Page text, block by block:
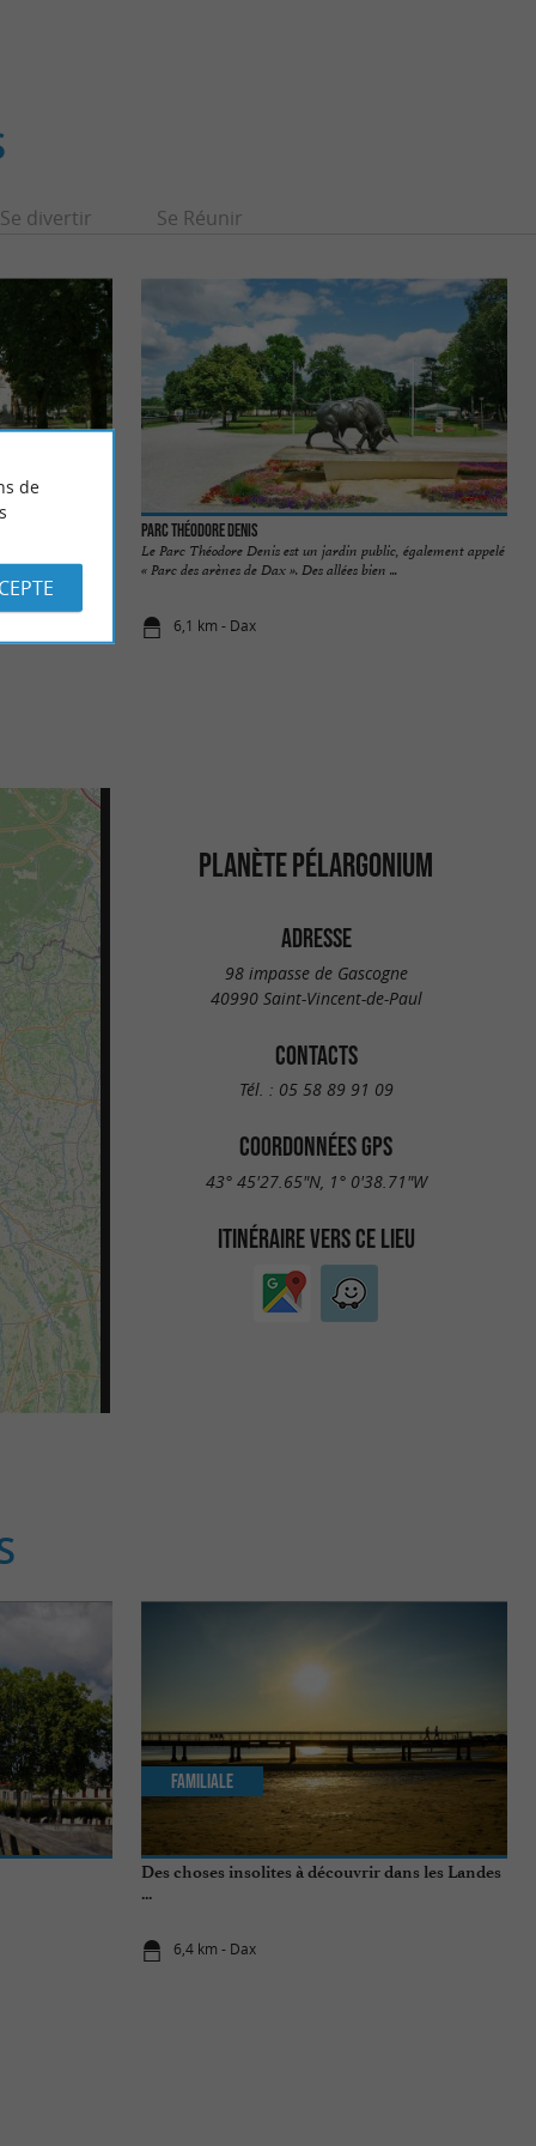
Se divertir Se Réunir
du ...
Parc Théodore Denis
Le Parc Théodore Denis est un jardin public, également appelé
« Parc des arènes de Dax ». Des allées bien ...
6,1 km - Dax
PLANÈTE PÉLARGONIUM
ADRESSE
98 impasse de Gascogne
40990 Saint-Vincent-de-Paul
CONTACTS
Tél. : 05 58 89 91 09
COORDONNÉES GPS
43° 45'27.65"N, 1° 0'38.71"W
ITINÉRAIRE VERS CE LIEU
Des choses insolites à découvrir dans les Landes
...
6,4 km - Dax
Familiale
de